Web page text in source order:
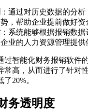
：通过对历史数据的分
，帮助企业提前做好资
：系统能够根据报销数
业的人力资源管理提供
过智能化财务报销软件
常高，从而进行了针对
20%。
务透明度